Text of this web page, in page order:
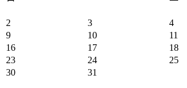
2 3 4
9
10 11
16
17 18
23
24 25
30
31